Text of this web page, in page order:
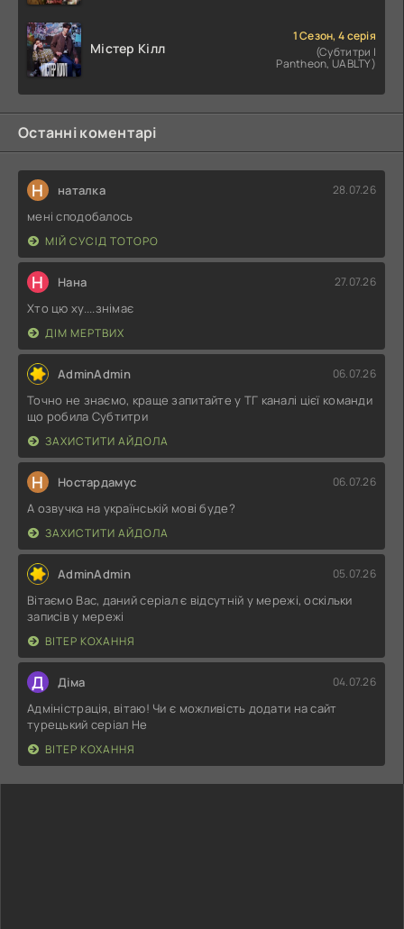
Містер Кілл
1 Сезон, 4 серія
(Субтитри |
Pantheon, UABLTY)
Останні коментарі
Н наталка 28.07.26
мені сподобалось
МІЙ СУСІД ТОТОРО
Н Нана 27.07.26
Хто цю ху....знімає
ДІМ МЕРТВИХ
AdminAdmin 06.07.26
Точно не знаємо, краще запитайте у ТГ каналі цієї команди
що робила Субтитри
ЗАХИСТИТИ АЙДОЛА
Н Ностардамус 06.07.26
А озвучка на українській мові буде?
ЗАХИСТИТИ АЙДОЛА
AdminAdmin 05.07.26
Вітаємо Вас, даний серіал є відсутній у мережі, оскільки
записів у мережі
ВІТЕР КОХАННЯ
Д Діма 04.07.26
Адміністрація, вітаю! Чи є можливість додати на сайт
турецький серіал Не
ВІТЕР КОХАННЯ